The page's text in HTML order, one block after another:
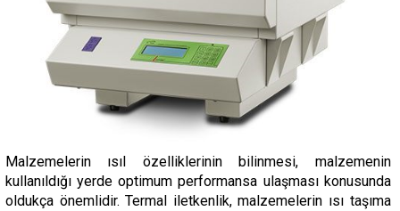
Malzemelerin ısıl özelliklerinin bilinmesi, malzemenin
kullanıldığı yerde optimum performansa ulaşması konusunda
oldukça önemlidir. Termal iletkenlik, malzemelerin ısı taşıma